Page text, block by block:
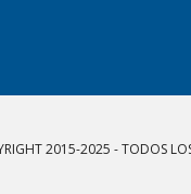
2015-2025 - TODOS